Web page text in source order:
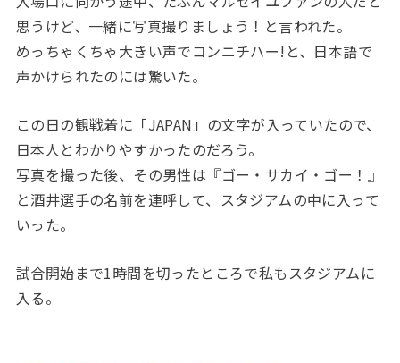
思うけど、一緒に写真撮りましょう！と言われた。
めっちゃくちゃ大きい声でコンニチハー!と、日本語で
声かけられたのには驚いた。
この日の観戦着に「JAPAN」の文字が入っていたので、
日本人とわかりやすかったのだろう。
写真を撮った後、その男性は『ゴー・サカイ・ゴー！』
と酒井選手の名前を連呼して、スタジアムの中に入って
いった。
試合開始まで1時間を切ったところで私もスタジアムに
入る。